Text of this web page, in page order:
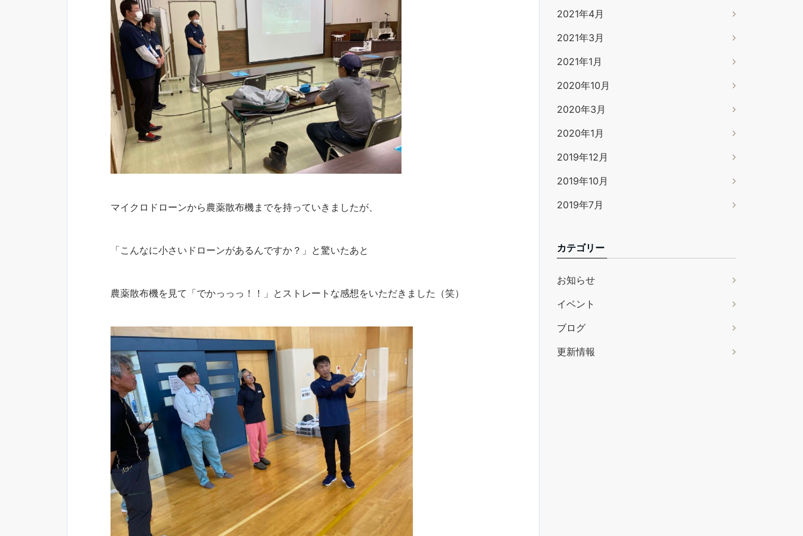
マイクロドローンから農薬散布機までを持っていきましたが、
「こんなに小さいドローンがあるんですか？」と驚いたあと
農薬散布機を見て「でかっっっ！！」とストレートな感想をいただきました（笑）
2021年4月
2021年3月
2021年1月
2020年10月
2020年3月
2020年1月
2019年12月
2019年10月
2019年7月
カテゴリー
お知らせ
イベント
ブログ
更新情報